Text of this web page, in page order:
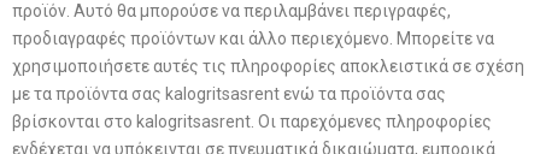
προϊόν. Αυτό θα μπορούσε να περιλαμβάνει περιγραφές,
προδιαγραφές προϊόντων και άλλο περιεχόμενο. Μπορείτε να
χρησιμοποιήσετε αυτές τις πληροφορίες αποκλειστικά σε σχέση
με τα προϊόντα σας kalogritsasrent ενώ τα προϊόντα σας
βρίσκονται στο kalogritsasrent. Οι παρεχόμενες πληροφορίες
ενδέχεται να υπόκεινται σε πνευματικά δικαιώματα, εμπορικά